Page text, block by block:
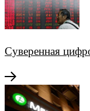
Суверенная